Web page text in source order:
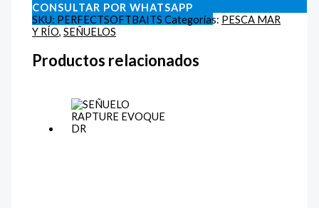
CONSULTAR POR WHATSAPP
SKU: PERFECTSOFTBAITS Categorías: PESCA MAR
Y RÍO,SEÑUELOS
Productos relacionados